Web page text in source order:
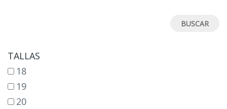
TALLAS
18
19
20